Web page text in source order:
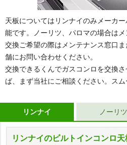
天板についてはリンナイのみメーカ
能です。ノーリツ、パロマの場合はメ
交換ご希望の際はメンテナンス窓口
舗にお問い合わせください。
交換できるくんでガスコンロを交換
ば、まず当社にご相談ください。スム
リンナイ
リンナイのビルトインコンロ
ノーリツ